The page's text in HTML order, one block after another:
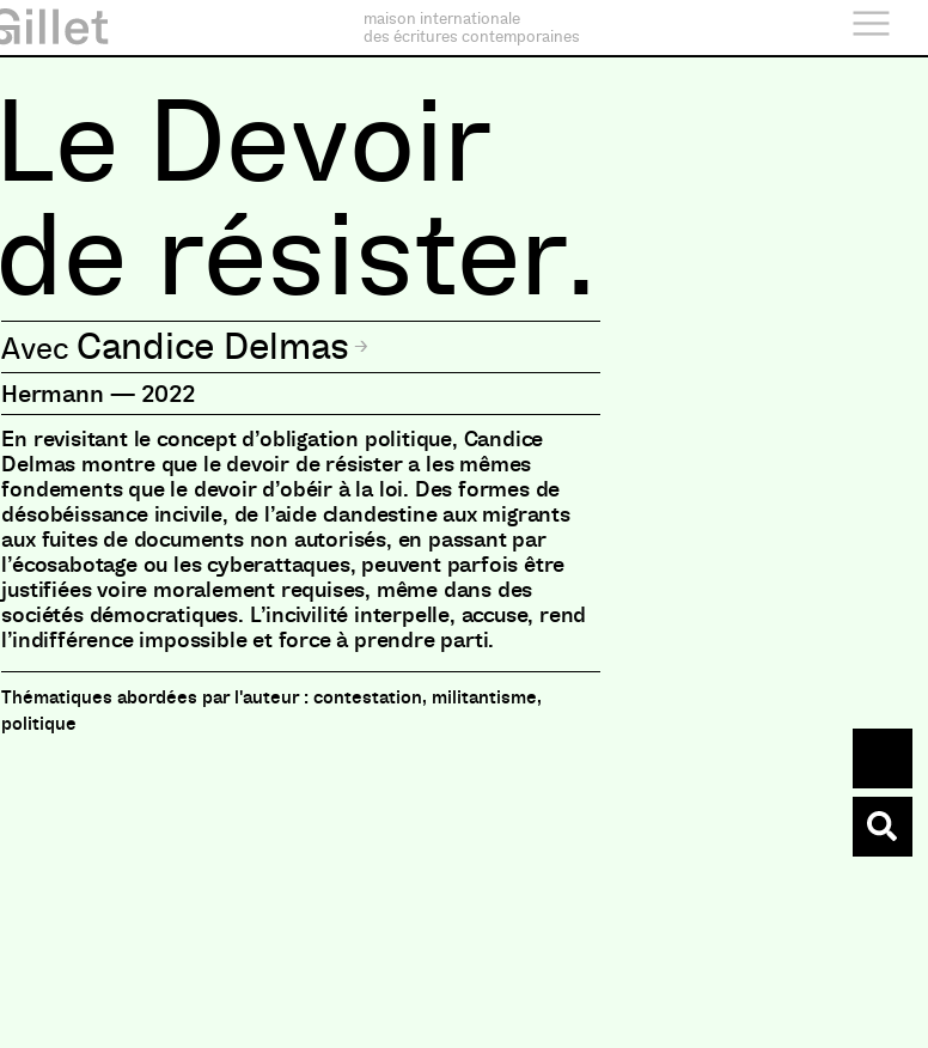
maison internationale
des écritures contemporaines
Le Devoir
de résister.
Candice Delmas
Hermann — 2022
En revisitant le concept d’obligation politique, Candice
Delmas montre que le devoir de résister a les mêmes
fondements que le devoir d’obéir à la loi. Des formes de
désobéissance incivile, de l’aide clandestine aux migrants
aux fuites de documents non autorisés, en passant par
l’écosabotage ou les cyberattaques, peuvent parfois être
justifiées voire moralement requises, même dans des
sociétés démocratiques. L’incivilité interpelle, accuse, rend
l’indifférence impossible et force à prendre parti.
contestation, militantisme,
politique